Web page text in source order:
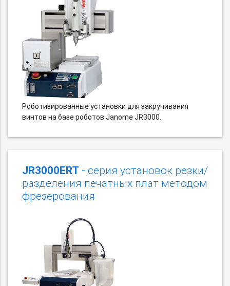
Роботизированные установки для закручивания
винтов на базе роботов Janome JR3000.
JR3000ERT - серия установок резки/
разделения печатных плат методом
фрезерования